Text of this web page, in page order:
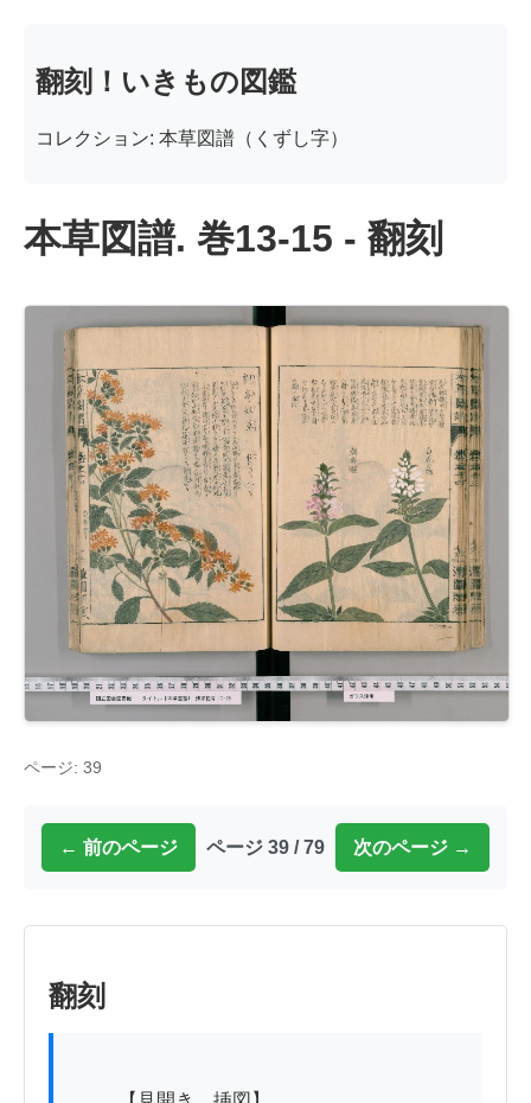
翻刻！いきもの図鑑
コレクション: 本草図譜（くずし字）
本草図譜. 巻13-15 - 翻刻
ページ: 39
← 前のページ ページ 39 / 79 次のページ →
翻刻